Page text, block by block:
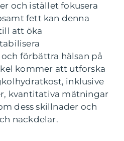
och istället fokusera
fett kan denna
att öka
förbättra hälsan på
kommer att utforska
inklusive
kvantitativa mätningar
dess skillnader och
nackdelar.